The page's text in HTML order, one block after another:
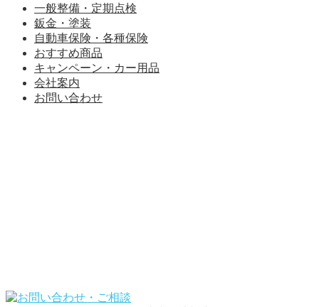
一般整備・定期点検
鈑金・塗装
自動車保険・各種保険
おすすめ商品
キャンペーン・カー用品
会社案内
お問い合わせ